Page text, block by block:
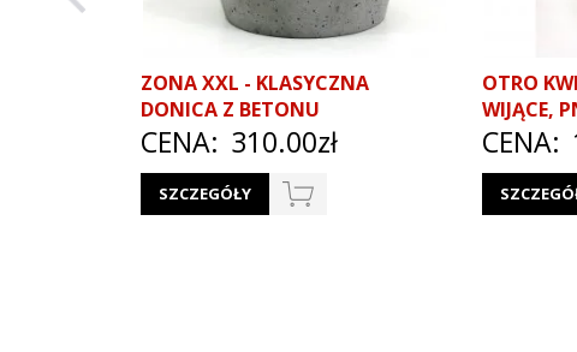
ZONA XXL - KLASYCZNA
DONICA Z BETONU
CENA: 310.00zł
SZCZEGÓŁY
OTRO
WIJĄCE,
CENA: